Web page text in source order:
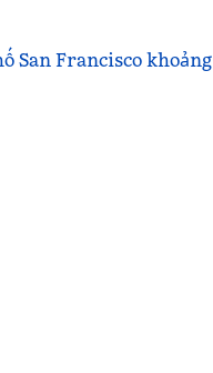
Francisco khoảng